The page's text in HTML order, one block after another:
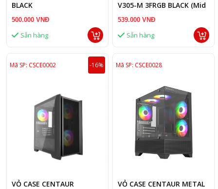
BLACK
500.000 VNĐ
Sẵn hàng
V305-M 3FRGB BLACK (Mid
Tower/Màu Đen/3fan)
539.000 VNĐ
Sẵn hàng
Mã SP: CSCE0002 -16%
VỎ CASE CENTAUR
Mã SP: CSCE0028
VỎ CASE CENTAUR METAL